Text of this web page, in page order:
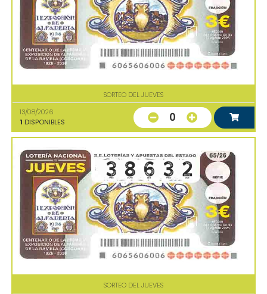
SORTEO DEL JUEVES
13/08/2026
1 DISPONIBLES 0
SORTEO DEL JUEVES